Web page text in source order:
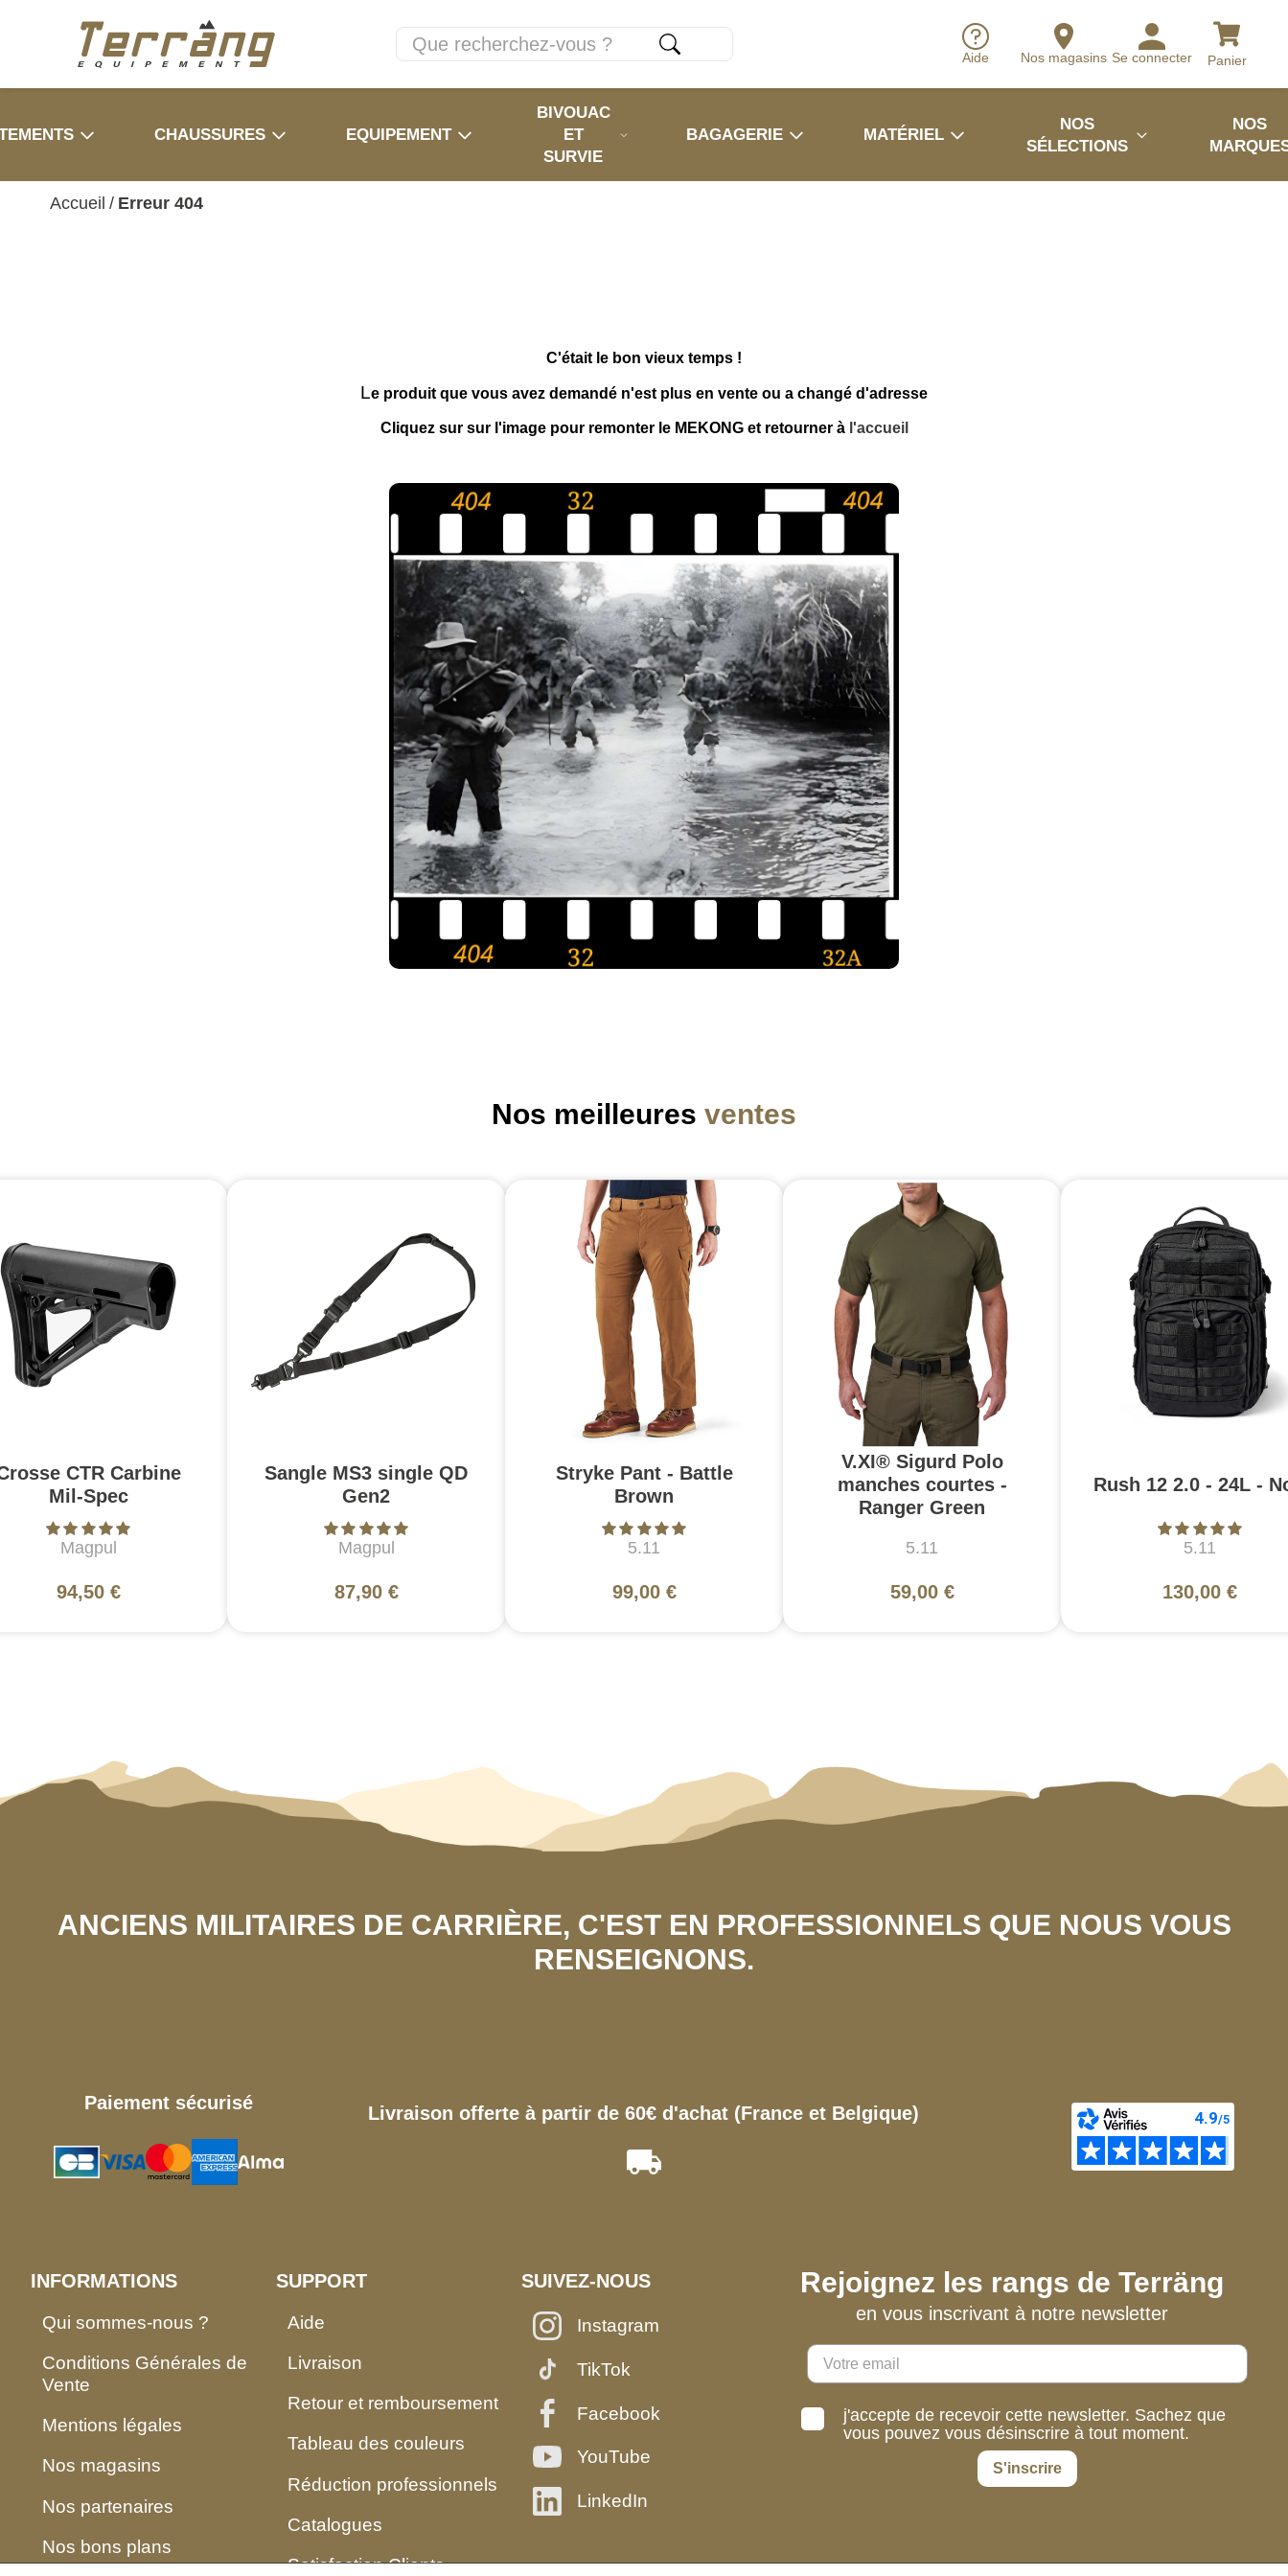
Aide Nos magasins Se connecter Panier
CHAUSSURES EQUIPEMENT
BIVOUAC
ET
SURVIE
BAGAGERIE MATÉRIEL
NOS
SÉLECTIONS
NOS
Accueil / Erreur 404
C'était le bon vieux temps !
Le produit que vous avez demandé n'est plus en vente ou a changé d'adresse
Cliquez sur sur l'image pour remonter le MEKONG et retourner à l'accueil
Nos meilleures ventes
CTR Carbine
Mil-Spec
Magpul
94,50 €
Sangle MS3 single QD
Gen2
Magpul
87,90 €
Stryke Pant - Battle
Brown
5.11
99,00 €
V.XI® Sigurd Polo
manches courtes -
Ranger Green
5.11
59,00 €
Rush 12 2.0 - 24L -
5.11
130,00 €
ANCIENS MILITAIRES DE CARRIÈRE, C'EST EN PROFESSIONNELS QUE NOUS VOUS
RENSEIGNONS.
Paiement sécurisé Livraison offerte à partir de 60€ d'achat (France et Belgique)
INFORMATIONS
Qui sommes-nous ?
Conditions Générales de
Vente
Mentions légales
Nos magasins
Nos partenaires
Nos bons plans
SUPPORT
Aide
Livraison
Retour et remboursement
Tableau des couleurs
Réduction professionnels
Catalogues
Satisfaction Clients
SUIVEZ-NOUS
Instagram
TikTok
Facebook
YouTube
LinkedIn
Rejoignez les rangs de Terräng
en vous inscrivant à notre newsletter
j'accepte de recevoir cette newsletter. Sachez que
vous pouvez vous désinscrire à tout moment.
S'inscrire